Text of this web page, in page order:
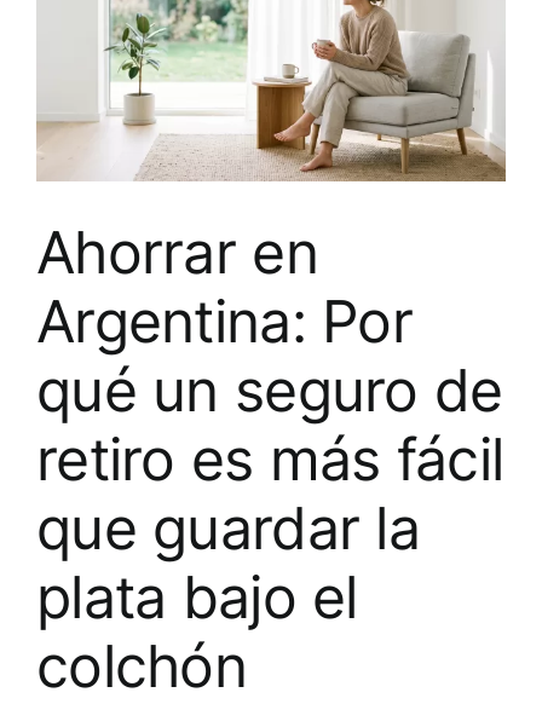
Ahorrar en
Argentina: Por
qué un seguro de
retiro es más fácil
que guardar la
plata bajo el
colchón